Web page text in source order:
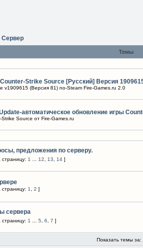
Сервер
Темы
Strike Source [Русский] Версия
v1909615 (Версия 81) no-Steam Fire-Games.ru 2.0
автоматическое обновление игры
Source от Fire-Games.ru
предложения по серверу.
страницу: 1 12 13 14 ]
страницу: 1 2 ]
сервера
страницу: 1 5 6 7 ]
Показать темы за: